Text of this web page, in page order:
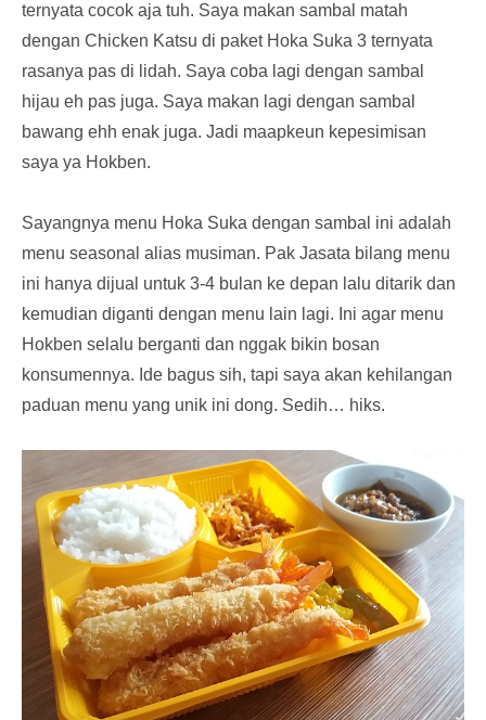
ternyata cocok aja tuh. Saya makan sambal matah
dengan Chicken Katsu di paket Hoka Suka 3 ternyata
rasanya pas di lidah. Saya coba lagi dengan sambal
hijau eh pas juga. Saya makan lagi dengan sambal
bawang ehh enak juga. Jadi maapkeun kepesimisan
saya ya Hokben.
Sayangnya menu Hoka Suka dengan sambal ini adalah
menu seasonal alias musiman. Pak Jasata bilang menu
ini hanya dijual untuk 3-4 bulan ke depan lalu ditarik dan
kemudian diganti dengan menu lain lagi. Ini agar menu
Hokben selalu berganti dan nggak bikin bosan
konsumennya. Ide bagus sih, tapi saya akan kehilangan
paduan menu yang unik ini dong. Sedih… hiks.